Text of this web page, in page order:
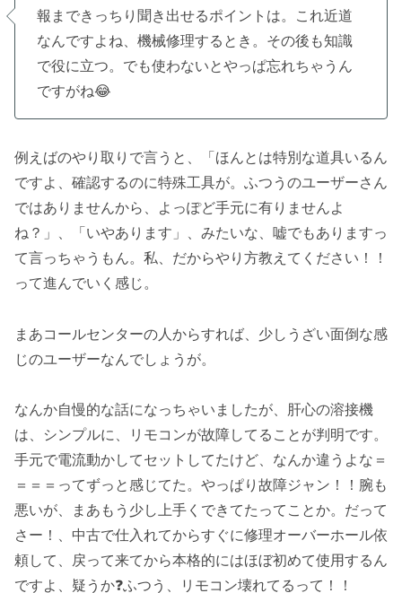
報まできっちり聞き出せるポイントは。これ近道
なんですよね、機械修理するとき。その後も知識
で役に立つ。でも使わないとやっぱ忘れちゃうん
ですがね😂
例えばのやり取りで言うと、「ほんとは特別な道具いるん
ですよ、確認するのに特殊工具が。ふつうのユーザーさん
ではありませんから、よっぽど手元に有りませんよ
ね？」、「いやあります」、みたいな、嘘でもありますっ
て言っちゃうもん。私、だからやり方教えてください！！
って進んでいく感じ。
まあコールセンターの人からすれば、少しうざい面倒な感
じのユーザーなんでしょうが。
なんか自慢的な話になっちゃいましたが、肝心の溶接機
は、シンプルに、リモコンが故障してることが判明です。
手元で電流動かしてセットしてたけど、なんか違うよな＝
＝＝＝ってずっと感じてた。やっぱり故障ジャン！！腕も
悪いが、まあもう少し上手くできてたってことか。だって
さー！、中古で仕入れてからすぐに修理オーバーホール依
頼して、戻って来てから本格的にはほぼ初めて使用するん
ですよ、疑うか❓ふつう、リモコン壊れてるって！！